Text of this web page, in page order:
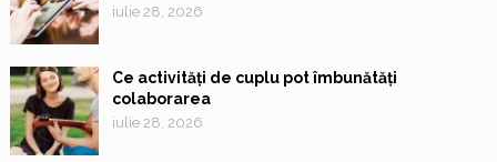
iulie 28, 2026
Ce activități de cuplu pot îmbunătăți
colaborarea
iulie 28, 2026